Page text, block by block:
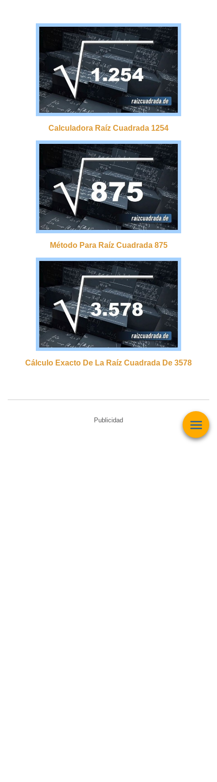
Calculadora Raíz Cuadrada 1254
Método Para Raíz Cuadrada 875
Cálculo Exacto De La Raíz Cuadrada De 3578
Publicidad